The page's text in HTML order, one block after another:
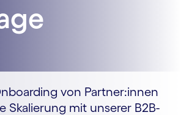
von Partner:innen
Skalierung mit unserer B2B-